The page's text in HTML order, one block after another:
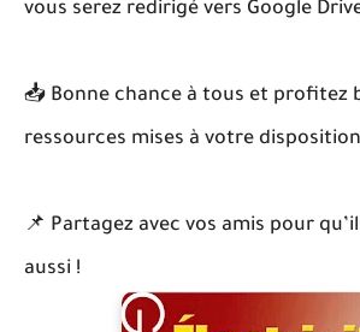
vous serez redirigé vers Google
📥 Bonne chance à tous et profitez
ressources mises à votre
📌 Partagez avec vos amis pour
aussi !